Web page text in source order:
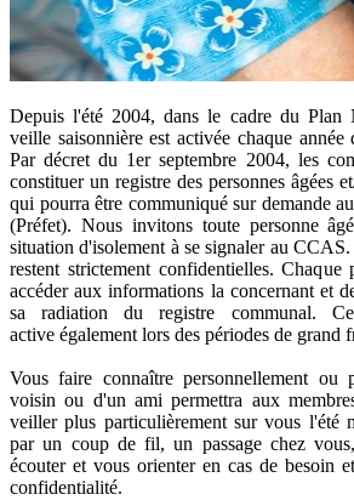
Depuis l'été 2004, dans le cadre du Plan
veille saisonnière est activée chaque
Par décret du 1er septembre 2004, les
constituer un registre des personnes âgées
qui pourra être communiqué sur demande
(Préfet). Nous invitons toute personne
situation d'isolement à se signaler au
restent strictement confidentielles. Chaque
accéder aux informations la concernant et
sa radiation du registre communal.
active également lors des périodes de grand
Vous faire connaître personnellement ou
voisin ou d'un ami permettra aux
veiller plus particulièrement sur vous l'été
par un coup de fil, un passage chez
écouter et vous orienter en cas de besoin
confidentialité.